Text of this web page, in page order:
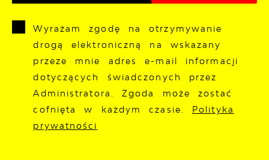
Wyrażam zgodę na otrzymywanie
drogą elektroniczną na wskazany
przeze mnie adres e-mail informacji
dotyczących świadczonych przez
Administratora. Zgoda może zostać
cofnięta w każdym czasie. Polityka
prywatności